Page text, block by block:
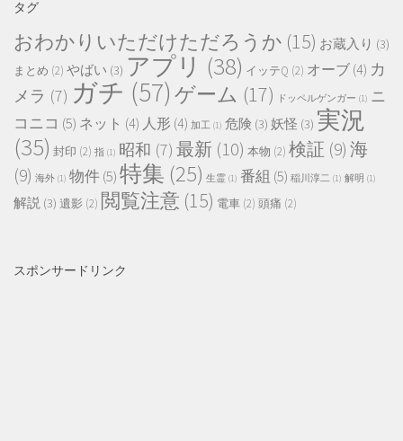
タグ
おわかりいただけただろうか (15) お蔵入り (3)
まとめ (2) やばい (3) アプリ (38) イッテQ (2) オーブ (4) カ
メラ (7) ガチ (57) ゲーム (17) ドッペルゲンガー (1) ニ
コニコ (5) ネット (4) 人形 (4) 加工 (1) 危険 (3) 妖怪 (3) 実況
(35) 封印 (2) 指 (1) 昭和 (7) 最新 (10) 本物 (2) 検証 (9) 海
(9) 海外 (1) 物件(5)特集 (25) 生霊 (1) 番組 (5) 稲川淳二 (1) 解明 (1)
解説 (3) 遺影 (2) 閲覧注意 (15) 電車 (2) 頭痛 (2)
スポンサードリンク